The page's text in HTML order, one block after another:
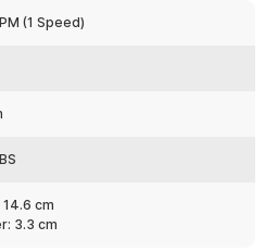
grinder ini memiliki bentuk
nyaman. Selain kenyamanan,
Anda kontrol yang baik untuk
memperbaiki detail pada benda
(1 Speed)
14.6 cm
3.3 cm